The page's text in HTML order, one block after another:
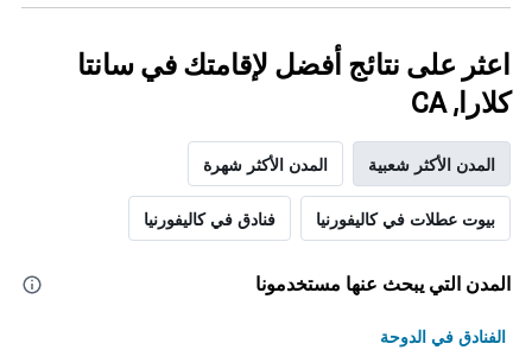
اعثر على نتائج أفضل لإقامتك في سانتا
كلارا, CA
المدن الأكثر شعبية المدن الأكثر شهرة
بيوت عطلات في كاليفورنيا فنادق في كاليفورنيا
المدن التي يبحث عنها مستخدمونا
الفنادق في الدوحة